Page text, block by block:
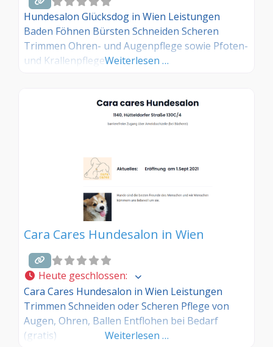
Hundesalon Glücksdog in Wien Leistungen
Baden Föhnen Bürsten Schneiden Scheren
Trimmen Ohren- und Augenpflege sowie Pfoten-
und KrallenpflegeWeiterlesen …
Cara Cares Hundesalon in Wien
Heute geschlossen:
Cara Cares Hundesalon in Wien Leistungen
Trimmen Schneiden oder Scheren Pflege von
Augen, Ohren, Ballen Entflohen bei Bedarf
(gratis)
Weiterlesen …